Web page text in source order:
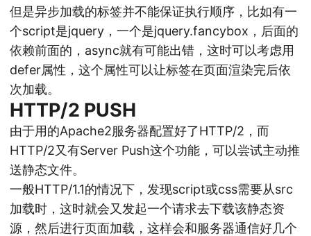
但是异步加载的标签并不能保证执行顺序，比如有一
个script是jquery，一个是jquery.fancybox，后面的
依赖前面的，async就有可能出错，这时可以考虑用
defer属性，这个属性可以让标签在页面渲染完后依
次加载。
HTTP/2 PUSH
由于用的Apache2服务器配置好了HTTP/2，而
HTTP/2又有Server Push这个功能，可以尝试主动推
送静态文件。
一般HTTP/1.1的情况下，发现script或css需要从src
加载时，这时就会又发起一个请求去下载该静态资
源，然后进行页面加载，这样会和服务器通信好几个